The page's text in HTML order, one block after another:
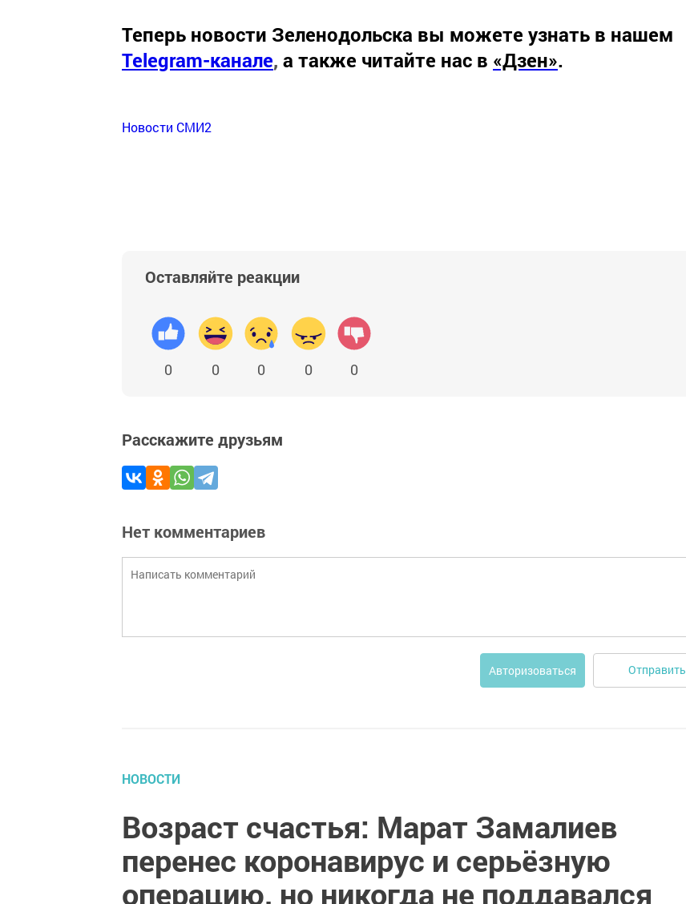
Теперь новости Зеленодольска вы можете узнать в нашем
Telegram-канале, а также читайте нас в «Дзен».
Новости СМИ2
Оставляйте реакции
0 0 0 0 0
Расскажите друзьям
Нет комментариев
Авторизоваться Отправить
НОВОСТИ
Возраст счастья: Марат Замалиев
перенес коронавирус и серьёзную
операцию, но никогда не поддавался